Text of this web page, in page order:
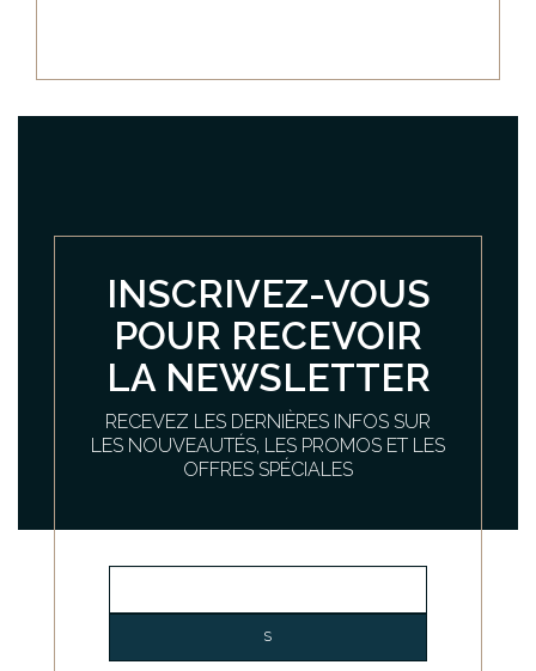
INSCRIVEZ-VOUS
POUR RECEVOIR
LA NEWSLETTER
RECEVEZ LES DERNIÈRES INFOS SUR
LES NOUVEAUTÉS, LES PROMOS ET LES
OFFRES SPÉCIALES